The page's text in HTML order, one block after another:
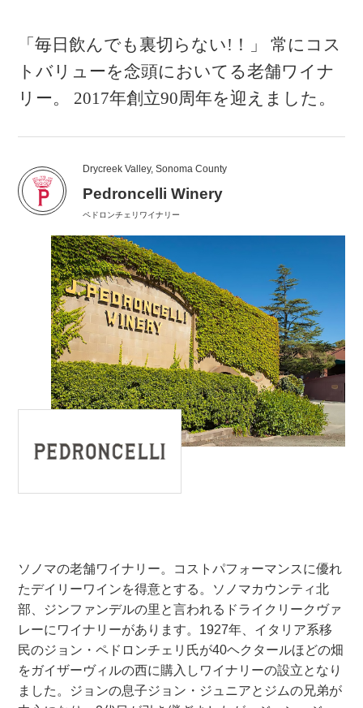
「毎日飲んでも裏切らない!！」 常にコス
トバリューを念頭においてる老舗ワイナ
リー。 2017年創立90周年を迎えました。
Drycreek Valley, Sonoma County
Pedroncelli Winery
ペドロンチェリワイナリー
ソノマの老舗ワイナリー。コストパフォーマンスに優れ
たデイリーワインを得意とする。ソノマカウンティ北
部、ジンファンデルの里と言われるドライクリークヴァ
レーにワイナリーがあります。1927年、イタリア系移
民のジョン・ペドロンチェリ氏が40ヘクタールほどの畑
をガイザーヴィルの西に購入しワイナリーの設立となり
ました。ジョンの息子ジョン・ジュニアとジムの兄弟が